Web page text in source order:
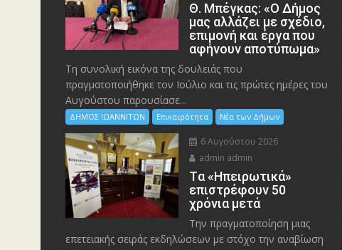
Θ. Μπέγκας: «Ο Δήμος
μας αλλάζει με σχέδιο,
επιμονή και έργα που
αφήνουν αποτύπωμα»
Τη συνολική εικόνα της δουλειάς που
πραγματοποιήθηκε τον Ιούλιο και τις πρώτες ημέρες του
Αυγούστου παρουσίασε...
ΔΗΜΟΣ ΙΩΑΝΝΙΤΩΝ Επικαιρότητα Νέα των Δήμων
6 Αυγούστου 2026
admin admin
Tα «Ηπειρωτικά»
επιστρέφουν 50
χρόνια μετά
Την πραγματοποίηση μιας
επετειακής σειράς εκδηλώσεων με στόχο την αναβίωση